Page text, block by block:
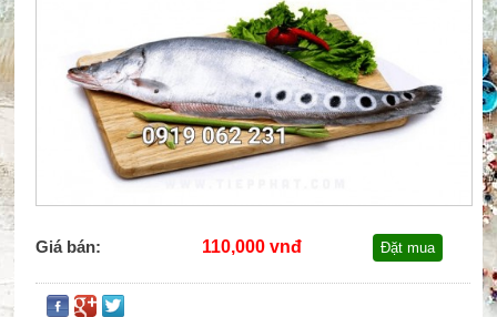
Giá bán: 110,000 vnđ Đặt mua